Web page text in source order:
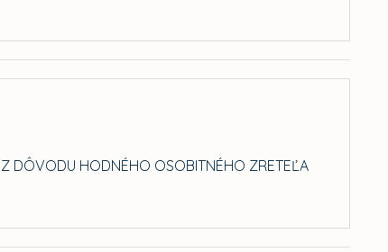
DÔVODU HODNÉHO OSOBITNÉHO ZRETEĽA